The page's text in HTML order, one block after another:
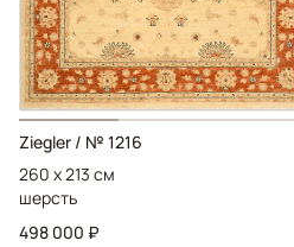
Ziegler / № 1216
260 x 213 см
шерсть
498 000 ₽